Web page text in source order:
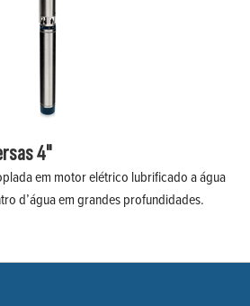
4"
em motor elétrico lubrificado a água
d’água em grandes profundidades.